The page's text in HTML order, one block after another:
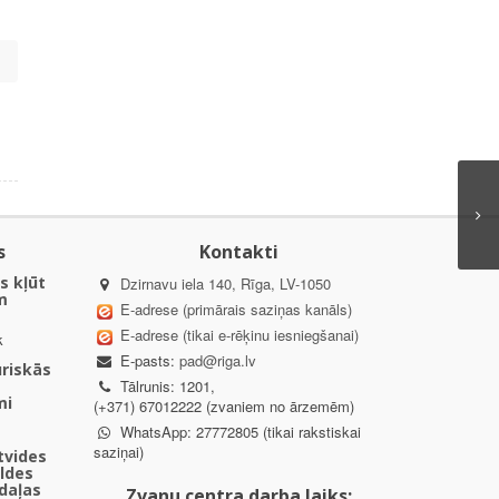
kļūt
Kontakti
Dzirnavu iela 140, Rīga, LV-1050
E-adrese (primārais saziņas kanāls)
E-adrese (tikai e-rēķinu iesniegšanai)
E-pasts: pad@riga.lv
Tālrunis: 1201,
(+371) 67012222 (zvaniem no ārzemēm)
WhatsApp: 27772805 (tikai rakstiskai
saziņai)